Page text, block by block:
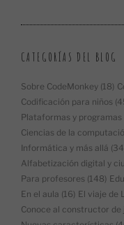
CATEGORÍAS DEL BLOG
Sobre CodeMonkey (18)
Codificación para niños
Plataformas y
Ciencias de la
Informática y más allá
Alfabetización digital y
Para profesores (148)
En el aula (16) El viaje de
Conoce al constructor de